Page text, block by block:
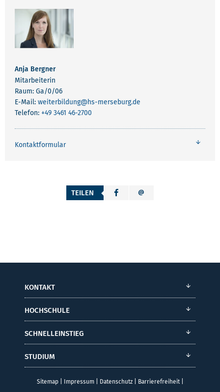
Anja Bergner
Mitarbeiterin
Raum: Ga/0/06
E-Mail: weiterbildung@hs-merseburg.de
Telefon: +49 3461 46-2700
Kontaktformular
TEILEN
KONTAKT
HOCHSCHULE
SCHNELLEINSTIEG
STUDIUM
Sitemap| Impressum| Datenschutz| Barrierefreiheit|